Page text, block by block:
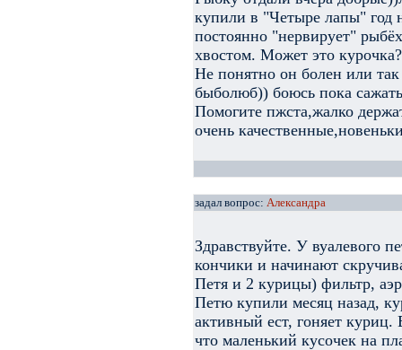
купили в "Четыре лапы" год
постоянно "нервирует"
хвостом. Может это
Не понятно он болен или
быболюб)) боюсь пока
Помогите пжста,жалко
очень
задал вопрос: Александра
Здравствуйте. У вуалевого
кончики и начинают
Петя и 2 курицы) фильтр,
Петю купили месяц назад,
активный ест, гоняет куриц.
что маленький кусочек на